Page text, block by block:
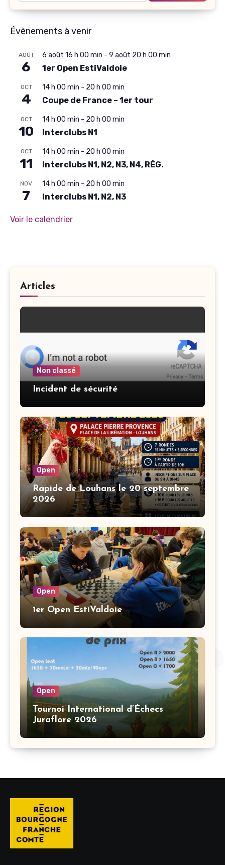
Évènements à venir
AOÛT
6
6 août 16 h 00 min - 9 août 20 h 00 min
1er Open EstiValdoie
OCT
4
14 h 00 min - 20 h 00 min
Coupe de France – 1er tour
OCT
10
14 h 00 min - 20 h 00 min
Interclubs N1
OCT
11
14 h 00 min - 20 h 00 min
Interclubs N1, N2, N3, N4, RÉG.
NOV
7
14 h 00 min - 20 h 00 min
Interclubs N1, N2, N3
Voir le calendrier
Articles
Non classé
Incident de sécurité
Open
Rapide de Louhans le 20 septembre
2026
Open
1er Open EstiValdoie
Open
Tournoi International d’Échecs
Juraflore 2026